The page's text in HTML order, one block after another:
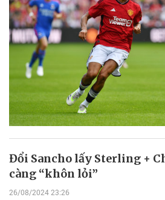
Đổi Sancho lấy Sterling +
càng “khôn lỏi”
26/08/2024 23:26